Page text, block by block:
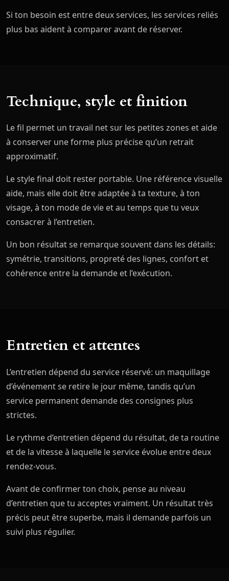
Si ton besoin est entre deux services, les services reliés
plus bas aident à comparer avant de réserver.
Technique, style et finition
Le fil permet un travail net sur les petites zones et aide
à conserver une forme plus précise qu’un retrait
approximatif.
Le style final doit rester portable. Une référence visuelle
aide, mais elle doit être adaptée à ta texture, à ton
visage, à ton mode de vie et au temps que tu veux
consacrer à l’entretien.
Un bon résultat se remarque souvent dans les détails:
symétrie, transitions, propreté des lignes, confort et
cohérence entre la demande et l’exécution.
Entretien et attentes
L’entretien dépend du service réservé: un maquillage
d’événement se retire le jour même, tandis qu’un
service permanent demande des consignes plus
strictes.
Le rythme d’entretien dépend du résultat, de ta routine
et de la vitesse à laquelle le service évolue entre deux
rendez-vous.
Avant de confirmer ton choix, pense au niveau
d’entretien que tu acceptes vraiment. Un résultat très
précis peut être superbe, mais il demande parfois un
suivi plus régulier.